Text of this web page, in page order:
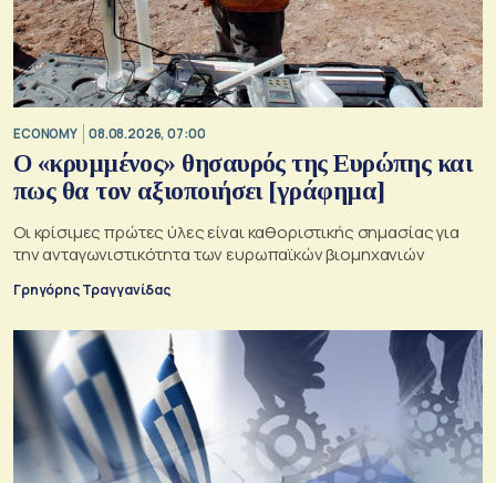
ECONOMY 08.08.2026, 07:00
Ο «κρυμμένος» θησαυρός της Ευρώπης και
πως θα τον αξιοποιήσει [γράφημα]
Οι κρίσιμες πρώτες ύλες είναι καθοριστικής σημασίας για
την ανταγωνιστικότητα των ευρωπαϊκών βιομηχανιών
Γρηγόρης Τραγγανίδας